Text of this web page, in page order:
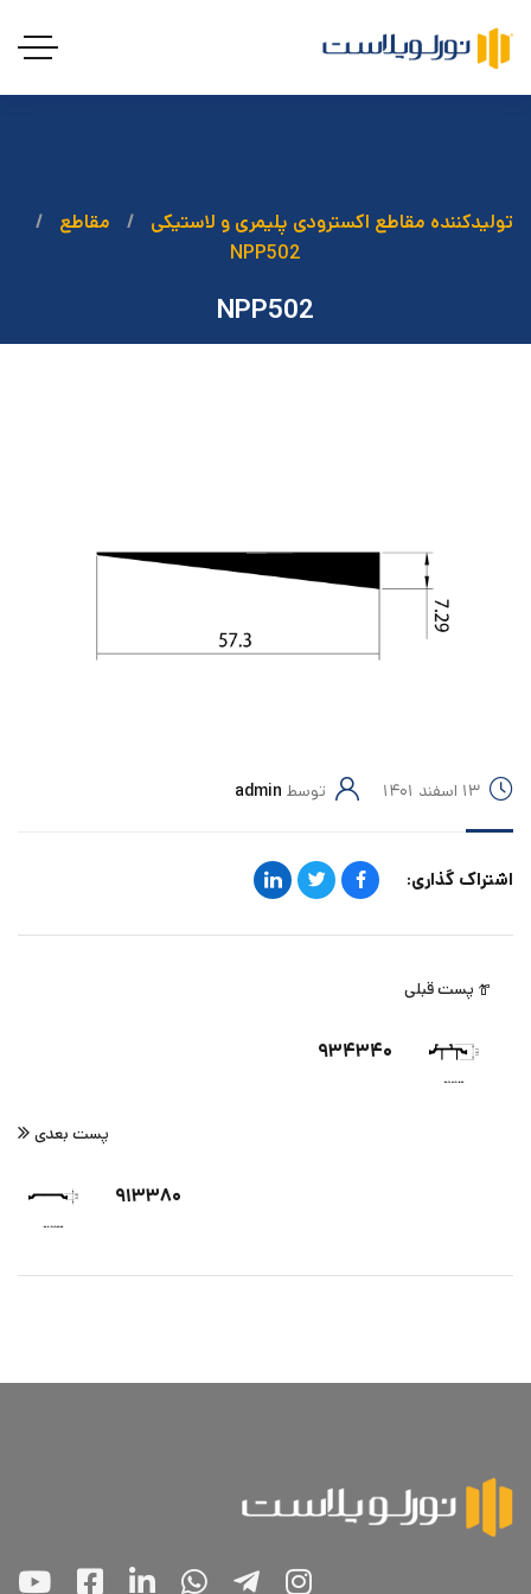
تولیدکننده مقاطع اکسترودی پلیمری و لاستیکی
مقاطع
NPP502
NPP502
۱۳ اسفند ۱۴۰۱ توسط admin
اشتراک گذاری:
پست قبلی
۹۳۴۳۴۰
پست بعدی
۹۱۳۳۸۰